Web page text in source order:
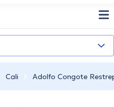
Cali Adolfo Congote